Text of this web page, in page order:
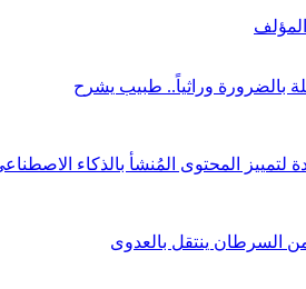
بالضرورة وراثياً.. طبيب يشرح
لتمييز المحتوى المُنشأ بالذكاء
السرطان ينتقل بالعدوى